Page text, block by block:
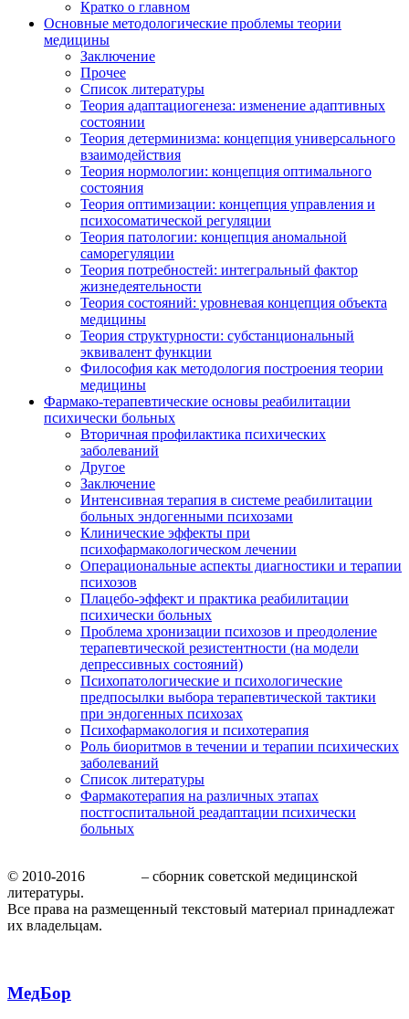
Кратко о главном
Основные методологические проблемы теории
медицины
Заключение
Прочее
Список литературы
Теория адаптациогенеза: изменение адаптивных
состоянии
Теория детерминизма: концепция универсального
взаимодействия
Теория нормологии: концепция оптимального
состояния
Теория оптимизации: концепция управления и
психосоматической регуляции
Теория патологии: концепция аномальной
саморегуляции
Теория потребностей: интегральный фактор
жизнедеятельности
Теория состояний: уровневая концепция объекта
медицины
Теория структурности: субстанциональный
эквивалент функции
Философия как методология построения теории
медицины
Фармако-терапевтические основы реабилитации
психически больных
Вторичная профилактика психических
заболеваний
Другое
Заключение
Интенсивная терапия в системе реабилитации
больных эндогенными психозами
Клинические эффекты при
психофармакологическом лечении
Операциональные аспекты диагностики и терапии
психозов
Плацебо-эффект и практика реабилитации
психически больных
Проблема хронизации психозов и преодоление
терапевтической резистентности (на модели
депрессивных состояний)
Психопатологические и психологические
предпосылки выбора терапевтической тактики
при эндогенных психозах
Психофармакология и психотерапия
Роль биоритмов в течении и терапии психических
заболеваний
Список литературы
Фармакотерапия на различных этапах
постгоспитальной реадаптации психически
больных
© 2010-2016
– сборник советской медицинской
литературы.
Все права на размещенный текстовый материал принадлежат
их владельцам.
МедБор